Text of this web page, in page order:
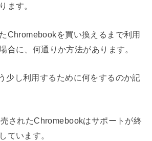
ます。
Chromebookを買い換えるまで利用
合に、何通りか方法があります。
少し利用するために何をするのか記
されたChromebookはサポートが終
ています。